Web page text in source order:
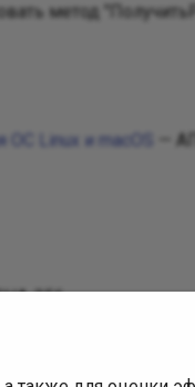
метод
Linux и macOS
—
256